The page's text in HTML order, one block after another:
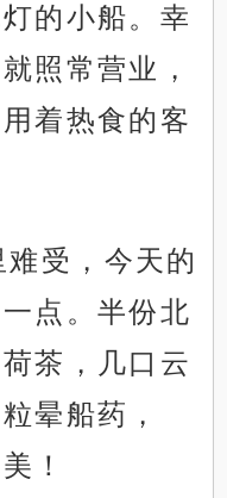
的小船。幸
照常营业，
着热食的客
受，今天的
点。半份北
茶，几口云
晕船药，
！